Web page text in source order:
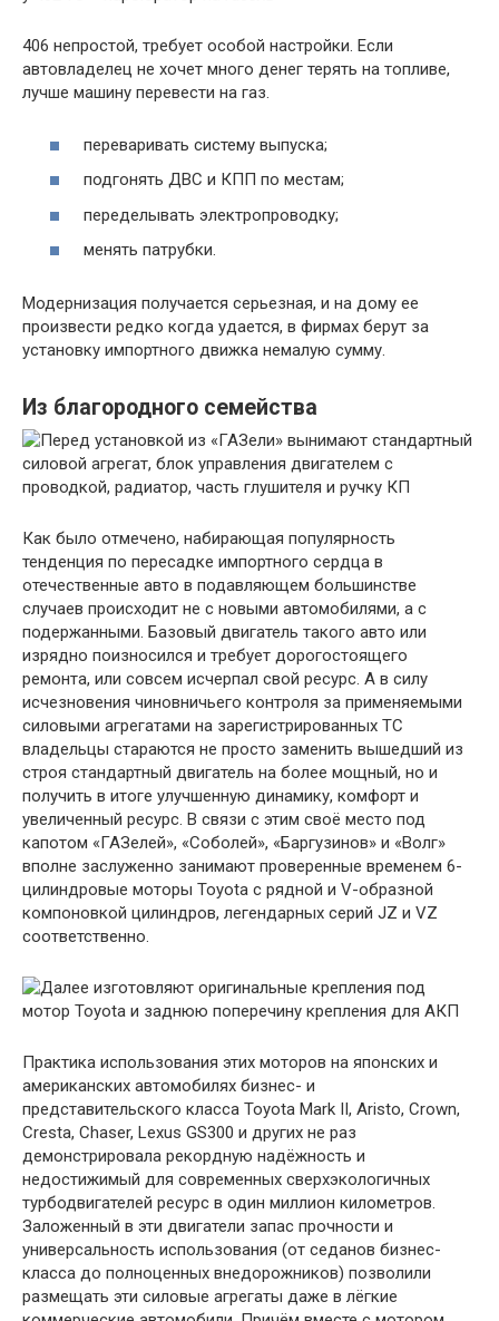
406 непростой, требует особой настройки. Если
автовладелец не хочет много денег терять на топливе,
лучше машину перевести на газ.
переваривать систему выпуска;
подгонять ДВС и КПП по местам;
переделывать электропроводку;
менять патрубки.
Модернизация получается серьезная, и на дому ее
произвести редко когда удается, в фирмах берут за
установку импортного движка немалую сумму.
Из благородного семейства
Как было отмечено, набирающая популярность
тенденция по пересадке импортного сердца в
отечественные авто в подавляющем большинстве
случаев происходит не с новыми автомобилями, а с
подержанными. Базовый двигатель такого авто или
изрядно поизносился и требует дорогостоящего
ремонта, или совсем исчерпал свой ресурс. А в силу
исчезновения чиновничьего контроля за применяемыми
силовыми агрегатами на зарегистрированных ТС
владельцы стараются не просто заменить вышедший из
строя стандартный двигатель на более мощный, но и
получить в итоге улучшенную динамику, комфорт и
увеличенный ресурс. В связи с этим своё место под
капотом «ГАЗелей», «Соболей», «Баргузинов» и «Волг»
вполне заслуженно занимают проверенные временем 6-
цилиндровые моторы Toyota с рядной и V-образной
компоновкой цилиндров, легендарных серий JZ и VZ
соответственно.
Практика использования этих моторов на японских и
американских автомобилях бизнес- и
представительского класса Toyota Mark II, Aristo, Crown,
Cresta, Chaser, Lexus GS300 и других не раз
демонстрировала рекордную надёжность и
недостижимый для современных сверхэкологичных
турбодвигателей ресурс в один миллион километров.
Заложенный в эти двигатели запас прочности и
универсальность использования (от седанов бизнес-
класса до полноценных внедорожников) позволили
размещать эти силовые агрегаты даже в лёгкие